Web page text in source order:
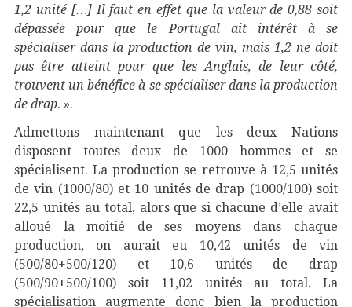
1,2 unité […] Il faut en effet que la valeur de 0,88 soit
dépassée pour que le Portugal ait intérêt à se
spécialiser dans la production de vin, mais 1,2 ne doit
pas être atteint pour que les Anglais, de leur côté,
trouvent un bénéfice à se spécialiser dans la production
de drap. ».
Admettons maintenant que les deux Nations
disposent toutes deux de 1000 hommes et se
spécialisent. La production se retrouve à 12,5 unités
de vin (1000/80) et 10 unités de drap (1000/100) soit
22,5 unités au total, alors que si chacune d’elle avait
alloué la moitié de ses moyens dans chaque
production, on aurait eu 10,42 unités de vin
(500/80+500/120) et 10,6 unités de drap
(500/90+500/100) soit 11,02 unités au total. La
spécialisation augmente donc bien la production